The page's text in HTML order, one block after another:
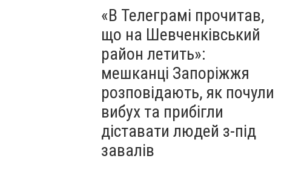
«В Телеграмі прочитав,
що на Шевченківський
район летить»:
мешканці Запоріжжя
розповідають, як почули
вибух та прибігли
діставати людей з-під
завалів